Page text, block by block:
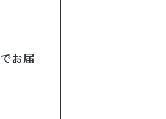
でお届